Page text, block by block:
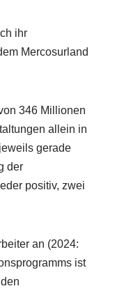
ihr
Mercosurland
346 Millionen
allein in
gerade
der
positiv, zwei
an (2024:
ist